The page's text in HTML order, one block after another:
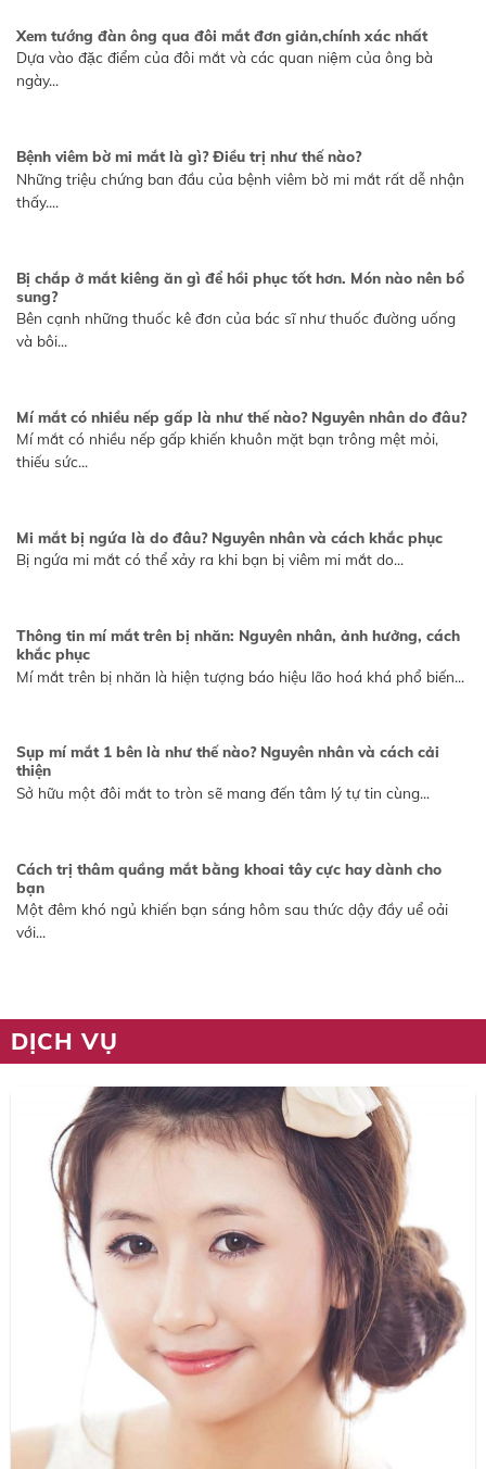
Xem tướng đàn ông qua đôi mắt đơn giản,chính xác nhất
Dựa vào đặc điểm của đôi mắt và các quan niệm của ông bà
ngày...
Bệnh viêm bờ mi mắt là gì? Điều trị như thế nào?
Những triệu chứng ban đầu của bệnh viêm bờ mi mắt rất dễ nhận
thấy....
Bị chắp ở mắt kiêng ăn gì để hồi phục tốt hơn. Món nào nên bổ
sung?
Bên cạnh những thuốc kê đơn của bác sĩ như thuốc đường uống
và bôi...
Mí mắt có nhiều nếp gấp là như thế nào? Nguyên nhân do đâu?
Mí mắt có nhiều nếp gấp khiến khuôn mặt bạn trông mệt mỏi,
thiếu sức...
Mi mắt bị ngứa là do đâu? Nguyên nhân và cách khắc phục
Bị ngứa mi mắt có thể xảy ra khi bạn bị viêm mi mắt do...
Thông tin mí mắt trên bị nhăn: Nguyên nhân, ảnh hưởng, cách
khắc phục
Mí mắt trên bị nhăn là hiện tượng báo hiệu lão hoá khá phổ biến...
Sụp mí mắt 1 bên là như thế nào? Nguyên nhân và cách cải
thiện
Sở hữu một đôi mắt to tròn sẽ mang đến tâm lý tự tin cùng...
Cách trị thâm quầng mắt bằng khoai tây cực hay dành cho
bạn
Một đêm khó ngủ khiến bạn sáng hôm sau thức dậy đầy uể oải
với...
DỊCH VỤ